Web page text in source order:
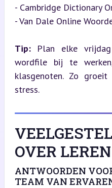
- Cambridge Dictionary
- Van Dale Online
Tip: Plan elke
wordfile bij te
klasgenoten. Zo
stress.
OVER
ANTWOORDEN
TEAM VAN